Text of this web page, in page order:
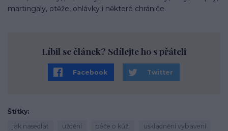
martingaly, otěže, ohlávky i některé chrániče.
Líbil se článek? Sdílejte ho s přáteli
Facebook Twitter
Štítky
jak nasedlat
uždění péče o kůži uskladnění vybavení